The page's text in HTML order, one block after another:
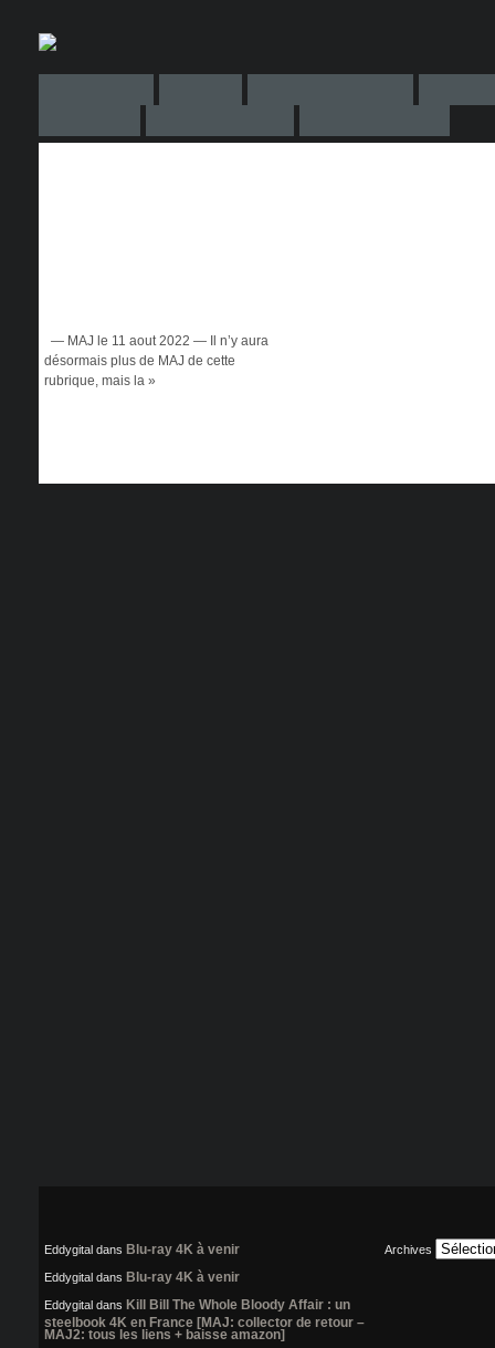
— MAJ le 11 aout 2022 — Il n’y aura
désormais plus de MAJ de cette
rubrique, mais la »
Eddygital dans Blu-ray 4K à venir
Eddygital dans Blu-ray 4K à venir
Eddygital dans Kill Bill The Whole Bloody Affair : un
steelbook 4K en France [MAJ: collector de retour –
MAJ2: tous les liens + baisse amazon]
Archives